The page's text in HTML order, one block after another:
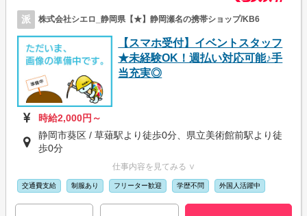
派 株式会社シエロ_静岡県【★】静岡瀬名の携帯ショップ/KB6
【スマホ受付】イベントスタッフ
★未経験OK！週払い対応可能♪手
当充実◎
時給2,000円～
静岡市葵区 / 草薙駅より徒歩0分、県立美術館前駅より徒
歩0分
仕事内容を見てみる ∨
交通費支給 制服あり フリーター歓迎 学歴不問 外国人活躍中